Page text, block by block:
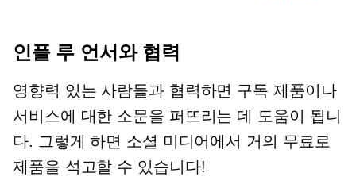
인플 루 언서와 협력
영향력 있는 사람들과 협력하면 구독 제품이나
서비스에 대한 소문을 퍼뜨리는 데 도움이 됩니
다. 그렇게 하면 소셜 미디어에서 거의 무료로
제품을 석고할 수 있습니다!